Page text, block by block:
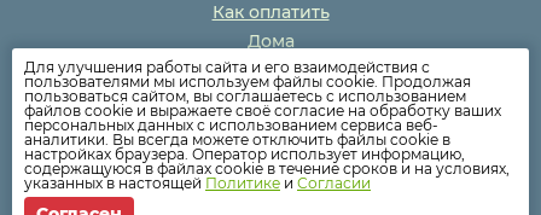
Как оплатить
Дома
Раскрытие информации
Вопросы
Для улучшения работы сайта и его взаимодействия с
пользователями мы используем файлы cookie. Продолжая
пользоваться сайтом, вы соглашаетесь с использованием
файлов cookie и выражаете своё согласие на обработку ваших
персональных данных с использованием сервиса веб-
аналитики. Вы всегда можете отключить файлы cookie в
настройках браузера. Оператор использует информацию,
содержащуюся в файлах cookie в течение сроков и на условиях,
указанных в настоящей Политике и Согласии